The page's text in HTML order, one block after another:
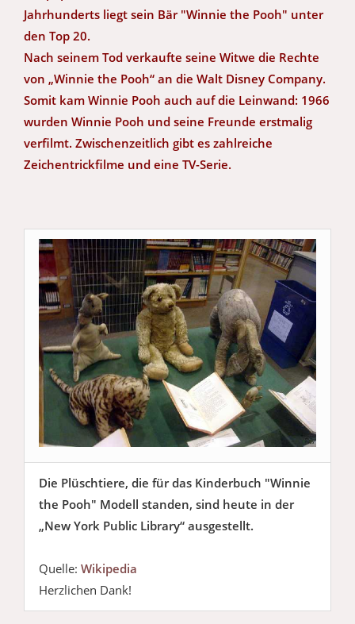
Jahrhunderts liegt sein Bär "Winnie the Pooh" unter
den Top 20.
Nach seinem Tod verkaufte seine Witwe die Rechte
von „Winnie the Pooh“ an die Walt Disney Company.
Somit kam Winnie Pooh auch auf die Leinwand: 1966
wurden Winnie Pooh und seine Freunde erstmalig
verfilmt. Zwischenzeitlich gibt es zahlreiche
Zeichentrickfilme und eine TV-Serie.
Die Plüschtiere, die für das Kinderbuch "Winnie
the Pooh" Modell standen, sind heute in der
„New York Public Library“ ausgestellt.
Quelle: Wikipedia
Herzlichen Dank!